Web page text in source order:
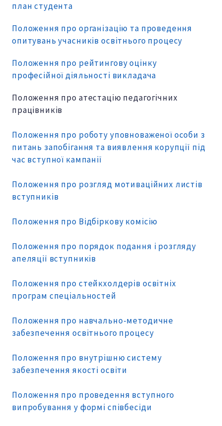
план студента
Положення про організацію та проведення
опитувань учасників освітнього процесу
Положення про рейтингову оцінку
професійної діяльності викладача
Положення про атестацію педагогічних
працівників
Положення про роботу уповноваженої особи з
питань запобігання та виявлення корупції під
час вступної кампанії
Положення про розгляд мотиваційних листів
вступників
Положення про Відбіркову комісію
Положення про порядок подання і розгляду
апеляції вступників
Положення про стейкхолдерів освітніх
програм спеціальностей
Положення про навчально-методичне
забезпечення освітнього процесу
Положення про внутрішню систему
забезпечення якості освіти
Положення про проведення вступного
випробування у формі співбесіди